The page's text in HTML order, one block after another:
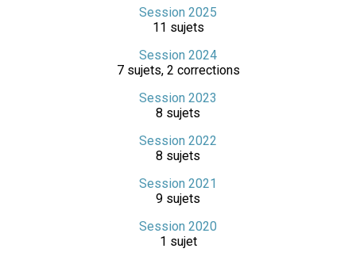
Session 2025
11 sujets
Session 2024
7 sujets, 2 corrections
Session 2023
8 sujets
Session 2022
8 sujets
Session 2021
9 sujets
Session 2020
1 sujet